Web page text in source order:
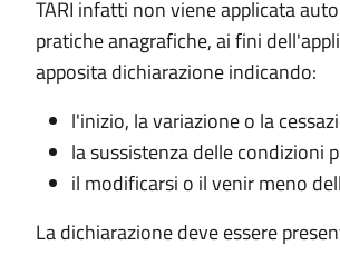
TARI infatti non viene applicata
pratiche anagrafiche, ai fini
apposita dichiarazione indicando:
l'inizio, la variazione o la
la sussistenza delle condizioni
il modificarsi o il venir meno
La dichiarazione deve essere